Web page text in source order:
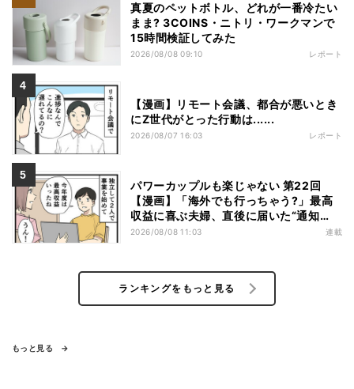
真夏のペットボトル、どれが一番冷たい
まま? 3COINS・ニトリ・ワークマンで
15時間検証してみた
2026/08/08 09:10 レポート
【漫画】リモート会議、都合が悪いとき
にZ世代がとった行動は......
2026/08/07 16:03 レポート
パワーカップルも楽じゃない 第22回
【漫画】「海外でも行っちゃう?」最高
収益に喜ぶ夫婦、直後に届いた“通知
書”で現実に戻された
2026/08/08 11:03 連載
ランキングをもっと見る
もっと見る